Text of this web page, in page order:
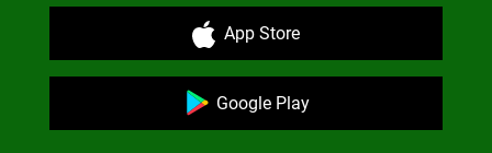
App Store
Google Play